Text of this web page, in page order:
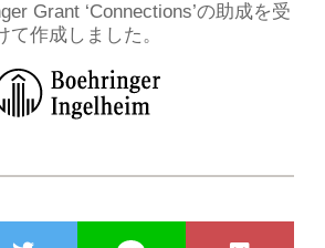
Grant ‘Connections’の助成を受
て作成しました。